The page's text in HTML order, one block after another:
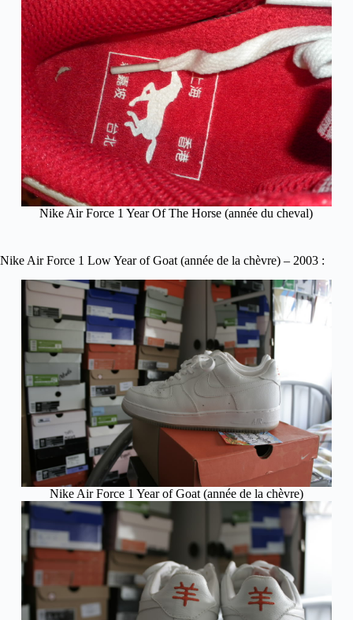
Nike Air Force 1 Year Of The Horse (année du cheval)
Nike Air Force 1 Low Year of Goat (année de la chèvre) – 2003 :
Nike Air Force 1 Year of Goat (année de la chèvre)